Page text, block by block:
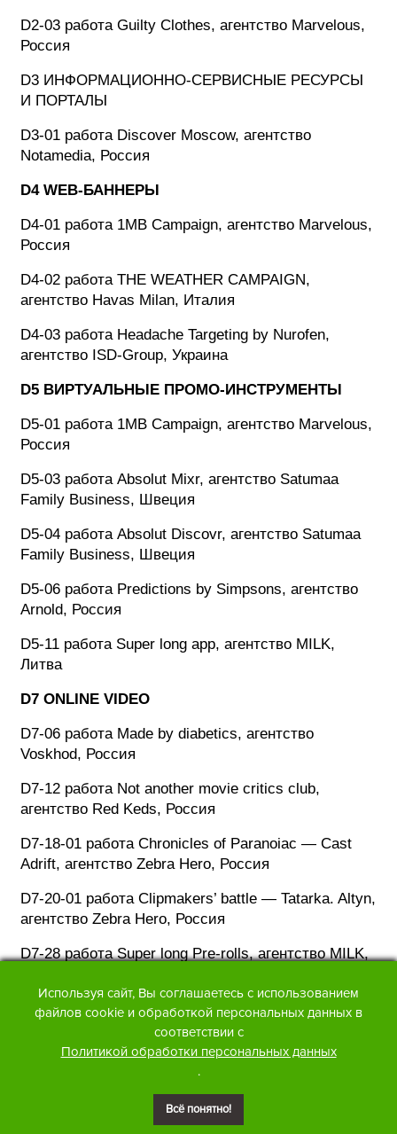
D2-03 работа Guilty Clothes, агентство Marvelous,
Россия
D3 ИНФОРМАЦИОННО-СЕРВИСНЫЕ РЕСУРСЫ
И ПОРТАЛЫ
D3-01 работа Discover Moscow, агентство
Notamedia, Россия
D4 WEB-БАННЕРЫ
D4-01 работа 1MB Campaign, агентство Marvelous,
Россия
D4-02 работа THE WEATHER CAMPAIGN,
агентство Havas Milan, Италия
D4-03 работа Headache Targeting by Nurofen,
агентство ISD-Group, Украина
D5 ВИРТУАЛЬНЫЕ ПРОМО-ИНСТРУМЕНТЫ
D5-01 работа 1MB Campaign, агентство Marvelous,
Россия
D5-03 работа Absolut Mixr, агентство Satumaa
Family Business, Швеция
D5-04 работа Absolut Discovr, агентство Satumaa
Family Business, Швеция
D5-06 работа Predictions by Simpsons, агентство
Arnold, Россия
D5-11 работа Super long app, агентство MILK,
Литва
D7 ONLINE VIDEO
D7-06 работа Made by diabetics, агентство
Voskhod, Россия
D7-12 работа Not another movie critics club,
агентство Red Keds, Россия
D7-18-01 работа Chronicles of Paranoiac — Cast
Adrift, агентство Zebra Hero, Россия
D7-20-01 работа Clipmakers’ battle — Tatarka. Altyn,
агентство Zebra Hero, Россия
D7-28 работа Super long Pre-rolls, агентство MILK,
D7-40 работа Guilty Clothes, агентство Marvelous,
D10-10 работа BACK TO OLD SCHOOL, агентство
D8 DIGITAL-КАМПАНИЯ С ИСПОЛЬЗОВАНИЕМ
Используя сайт, Вы соглашаетесь с использованием
файлов cookie и обработкой персональных данных в
соответствии с
Политикой обработки персональных данных
.
Всё понятно!